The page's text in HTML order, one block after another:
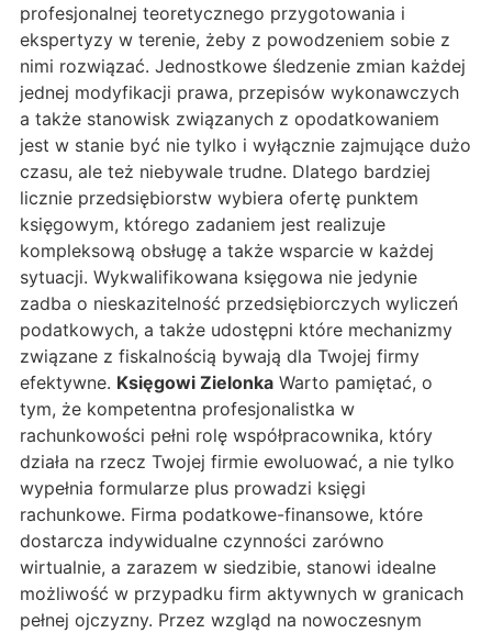
profesjonalnej teoretycznego przygotowania i
ekspertyzy w terenie, żeby z powodzeniem sobie z
nimi rozwiązać. Jednostkowe śledzenie zmian każdej
jednej modyfikacji prawa, przepisów wykonawczych
a także stanowisk związanych z opodatkowaniem
jest w stanie być nie tylko i wyłącznie zajmujące dużo
czasu, ale też niebywale trudne. Dlatego bardziej
licznie przedsiębiorstw wybiera ofertę punktem
księgowym, którego zadaniem jest realizuje
kompleksową obsługę a także wsparcie w każdej
sytuacji. Wykwalifikowana księgowa nie jedynie
zadba o nieskazitelność przedsiębiorczych wyliczeń
podatkowych, a także udostępni które mechanizmy
związane z fiskalnością bywają dla Twojej firmy
efektywne. Księgowi Zielonka Warto pamiętać, o
tym, że kompetentna profesjonalistka w
rachunkowości pełni rolę współpracownika, który
działa na rzecz Twojej firmie ewoluować, a nie tylko
wypełnia formularze plus prowadzi księgi
rachunkowe. Firma podatkowe-finansowe, które
dostarcza indywidualne czynności zarówno
wirtualnie, a zarazem w siedzibie, stanowi idealne
możliwość w przypadku firm aktywnych w granicach
pełnej ojczyzny. Przez wzgląd na nowoczesnym